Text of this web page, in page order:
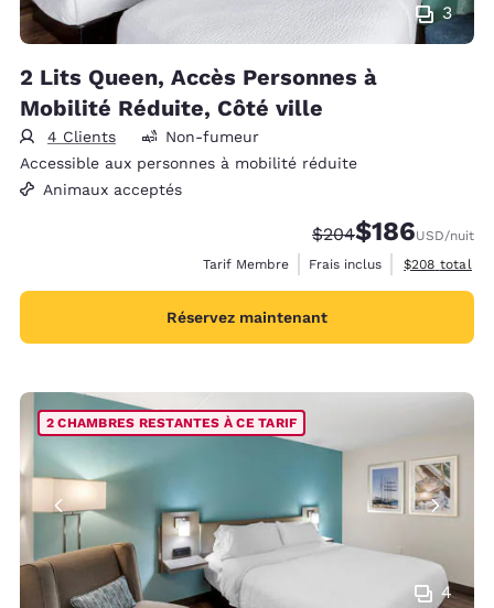
3
2 Lits Queen, Accès Personnes à
Mobilité Réduite, Côté ville
4 Clients
Non-fumeur
Accessible aux personnes à mobilité réduite
Animaux acceptés
Tarif barré :
$204Tarif réduit :
$186USD/nuit
Tarif Membre
Frais inclus Afficher les
$208 total
Réservez maintenant
4
2 CHAMBRES RESTANTES À CE TARIF